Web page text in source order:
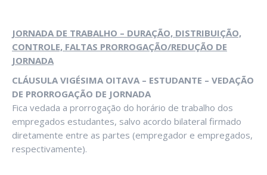
JORNADA DE TRABALHO – DURAÇÃO, DISTRIBUIÇÃO,
CONTROLE, FALTAS PRORROGAÇÃO/REDUÇÃO DE
JORNADA
CLÁUSULA VIGÉSIMA OITAVA – ESTUDANTE – VEDAÇÃO
DE PRORROGAÇÃO DE JORNADA
Fica vedada a prorrogação do horário de trabalho dos
empregados estudantes, salvo acordo bilateral firmado
diretamente entre as partes (empregador e empregados,
respectivamente).